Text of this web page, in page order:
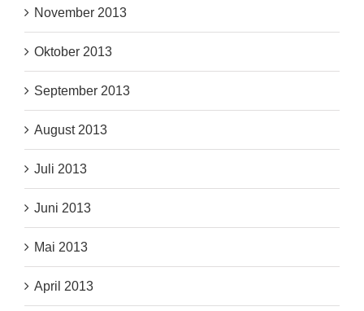
November 2013
Oktober 2013
September 2013
August 2013
Juli 2013
Juni 2013
Mai 2013
April 2013